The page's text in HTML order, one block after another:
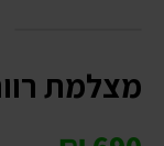
מצלמת